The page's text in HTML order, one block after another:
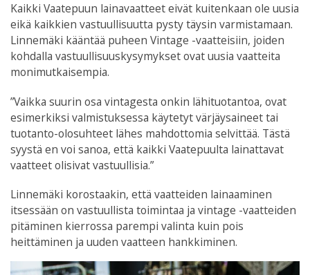
Kaikki Vaatepuun lainavaatteet eivät kuitenkaan ole uusia
eikä kaikkien vastuullisuutta pysty täysin varmistamaan.
Linnemäki kääntää puheen Vintage -vaatteisiin, joiden
kohdalla vastuullisuuskysymykset ovat uusia vaatteita
monimutkaisempia.
”Vaikka suurin osa vintagesta onkin lähituotantoa, ovat
esimerkiksi valmistuksessa käytetyt värjäysaineet tai
tuotanto-olosuhteet lähes mahdottomia selvittää. Tästä
syystä en voi sanoa, että kaikki Vaatepuulta lainattavat
vaatteet olisivat vastuullisia.”
Linnemäki korostaakin, että vaatteiden lainaaminen
itsessään on vastuullista toimintaa ja vintage -vaatteiden
pitäminen kierrossa parempi valinta kuin pois
heittäminen ja uuden vaatteen hankkiminen.